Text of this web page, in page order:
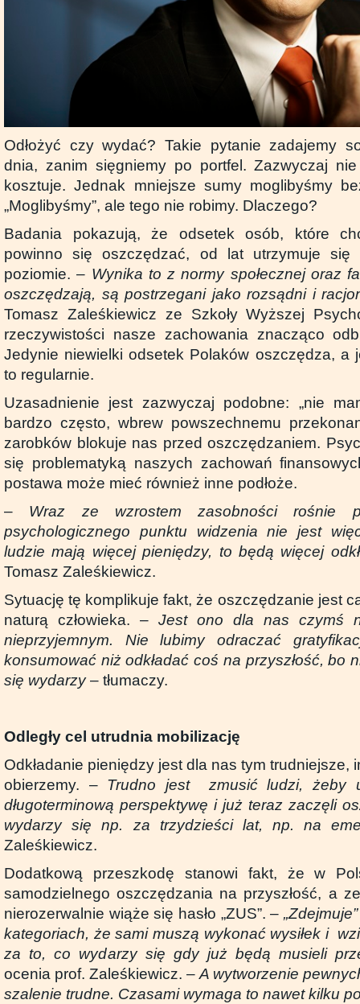
Odłożyć czy wydać? Takie pytanie zadajemy
dnia, zanim sięgniemy po portfel. Zazwyczaj
kosztuje. Jednak mniejsze sumy moglibyśmy
„Moglibyśmy”, ale tego nie robimy. Dlaczego?
Badania pokazują, że odsetek osób, które
powinno się oszczędzać, od lat utrzymuje się
poziomie. – Wynika to z normy społecznej oraz
oszczędzają, są postrzegani jako rozsądni i
Tomasz Zaleśkiewicz ze Szkoły Wyższej
rzeczywistości nasze zachowania znacząco
Jedynie niewielki odsetek Polaków oszczędza, a
to regularnie.
Uzasadnienie jest zazwyczaj podobne: „nie
bardzo często, wbrew powszechnemu
zarobków blokuje nas przed oszczędzaniem.
się problematyką naszych zachowań
postawa może mieć również inne podłoże.
– Wraz ze wzrostem zasobności rośnie
psychologicznego punktu widzenia nie jest
ludzie mają więcej pieniędzy, to będą więcej
Tomasz Zaleśkiewicz.
Sytuację tę komplikuje fakt, że oszczędzanie jest
naturą człowieka. – Jest ono dla nas czymś
nieprzyjemnym. Nie lubimy odraczać
konsumować niż odkładać coś na przyszłość, bo
się wydarzy– tłumaczy.
Odległy cel utrudnia mobilizację
Odkładanie pieniędzy jest dla nas tym trudniejsze,
obierzemy. – Trudno jest zmusić ludzi, żeby
długoterminową perspektywę i już teraz zaczęli
wydarzy się np. za trzydzieści lat, np. na
Zaleśkiewicz.
Dodatkową przeszkodę stanowi fakt, że w
samodzielnego oszczędzania na przyszłość, a ze
nierozerwalnie wiąże się hasło „ZUS”. –
kategoriach, że sami muszą wykonać wysiłek i
za to, co wydarzy się gdy już będą musieli
ocenia prof. Zaleśkiewicz. – A wytworzenie
szalenie trudne. Czasami wymaga to nawet kilku